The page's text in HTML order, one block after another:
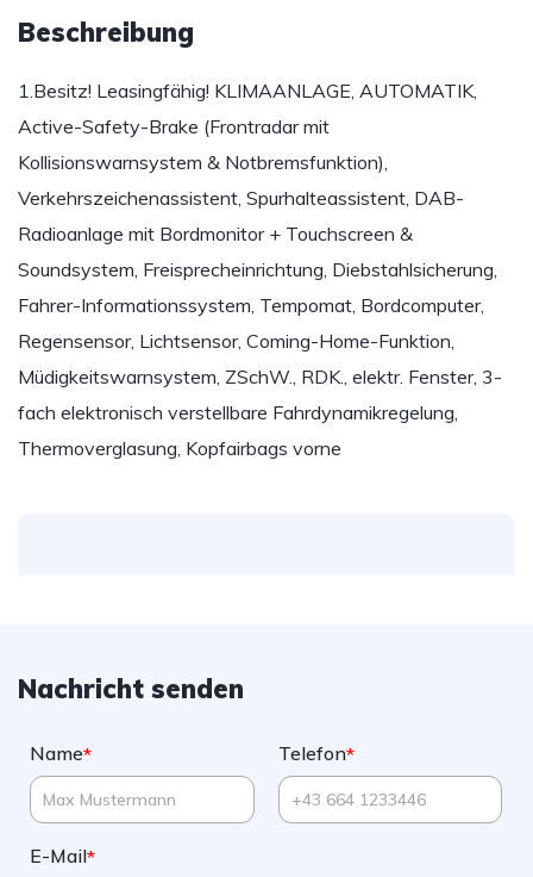
Beschreibung
1.Besitz! Leasingfähig! KLIMAANLAGE, AUTOMATIK,
Active-Safety-Brake (Frontradar mit
Kollisionswarnsystem & Notbremsfunktion),
Verkehrszeichenassistent, Spurhalteassistent, DAB-
Radioanlage mit Bordmonitor + Touchscreen &
Soundsystem, Freisprecheinrichtung, Diebstahlsicherung,
Fahrer-Informationssystem, Tempomat, Bordcomputer,
Regensensor, Lichtsensor, Coming-Home-Funktion,
Müdigkeitswarnsystem, ZSchW., RDK., elektr. Fenster, 3-
fach elektronisch verstellbare Fahrdynamikregelung,
Thermoverglasung, Kopfairbags vorne
Nachricht senden
Name* Telefon*
E-Mail*